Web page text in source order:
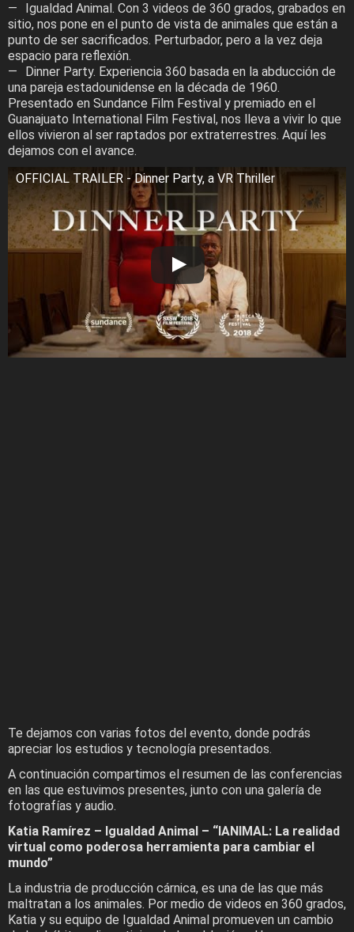
Igualdad Animal. Con 3 videos de 360 grados, grabados en
sitio, nos pone en el punto de vista de animales que están a
punto de ser sacrificados. Perturbador, pero a la vez deja
espacio para reflexión.
Dinner Party. Experiencia 360 basada en la abducción de
una pareja estadounidense en la década de 1960.
Presentado en Sundance Film Festival y premiado en el
Guanajuato International Film Festival, nos lleva a vivir lo que
ellos vivieron al ser raptados por extraterrestres. Aquí les
dejamos con el avance.
OFFICIAL TRAILER - Dinner Party, a VR Thriller
Te dejamos con varias fotos del evento, donde podrás
apreciar los estudios y tecnología presentados.
A continuación compartimos el resumen de las conferencias
en las que estuvimos presentes, junto con una galería de
fotografías y audio.
Katia Ramírez – Igualdad Animal – “IANIMAL: La realidad
virtual como poderosa herramienta para cambiar el
mundo”
La industria de producción cárnica, es una de las que más
maltratan a los animales. Por medio de videos en 360 grados,
Katia y su equipo de Igualdad Animal promueven un cambio